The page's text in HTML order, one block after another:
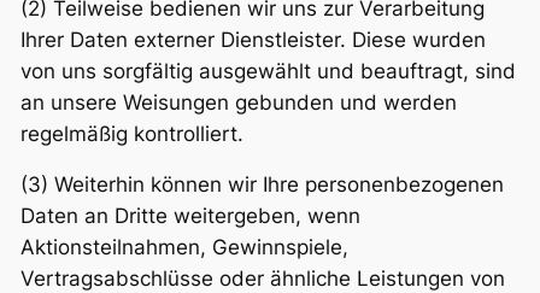
(2) Teilweise bedienen wir uns zur Verarbeitung
Ihrer Daten externer Dienstleister. Diese wurden
von uns sorgfältig ausgewählt und beauftragt, sind
an unsere Weisungen gebunden und werden
regelmäßig kontrolliert.
(3) Weiterhin können wir Ihre personenbezogenen
Daten an Dritte weitergeben, wenn
Aktionsteilnahmen, Gewinnspiele,
Vertragsabschlüsse oder ähnliche Leistungen von